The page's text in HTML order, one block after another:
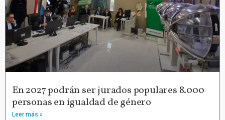
En 2027 podrán ser jurados populares 8.000
personas en igualdad de género
Leer más »